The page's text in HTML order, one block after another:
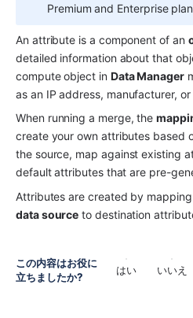
Premium and Enterprise
An attribute is a component of an
detailed information about that
compute object in Data Manager
as an IP address, manufacturer,
When running a merge, the
create your own attributes based
the source, map against existing
default attributes that are pre-
data source to destination
この内容はお役に
立ちましたか?
はい いいえ